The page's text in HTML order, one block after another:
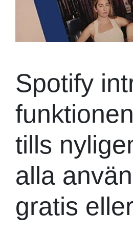
Spotify
tills
alla
gratis